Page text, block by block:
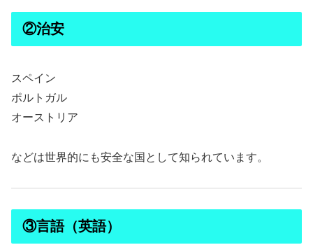
②治安
スペイン
ポルトガル
オーストリア
などは世界的にも安全な国として知られています。
③言語（英語）